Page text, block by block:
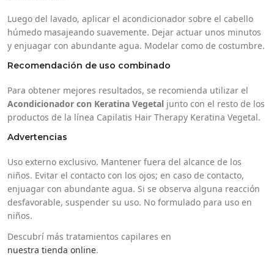
Luego del lavado, aplicar el acondicionador sobre el cabello
húmedo masajeando suavemente. Dejar actuar unos minutos
y enjuagar con abundante agua. Modelar como de costumbre.
Recomendación de uso combinado
Para obtener mejores resultados, se recomienda utilizar el
Acondicionador con Keratina Vegetal junto con el resto de los
productos de la línea Capilatis Hair Therapy Keratina Vegetal.
Advertencias
Uso externo exclusivo. Mantener fuera del alcance de los
niños. Evitar el contacto con los ojos; en caso de contacto,
enjuagar con abundante agua. Si se observa alguna reacción
desfavorable, suspender su uso. No formulado para uso en
niños.
Descubrí más tratamientos capilares en
nuestra tienda online.